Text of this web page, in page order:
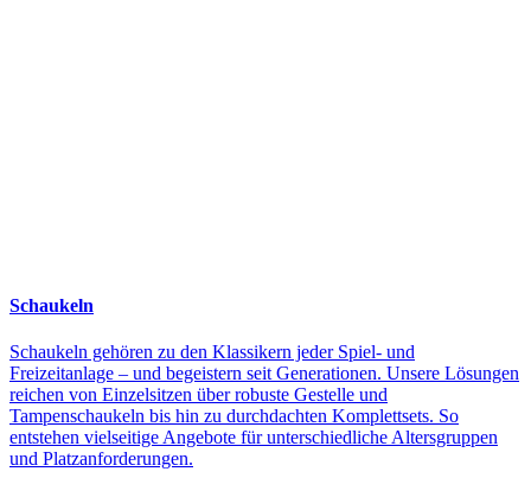
Schaukeln
Schaukeln gehören zu den Klassikern jeder Spiel- und
Freizeitanlage – und begeistern seit Generationen. Unsere Lösungen
reichen von Einzelsitzen über robuste Gestelle und
Tampenschaukeln bis hin zu durchdachten Komplettsets. So
entstehen vielseitige Angebote für unterschiedliche Altersgruppen
und Platzanforderungen.